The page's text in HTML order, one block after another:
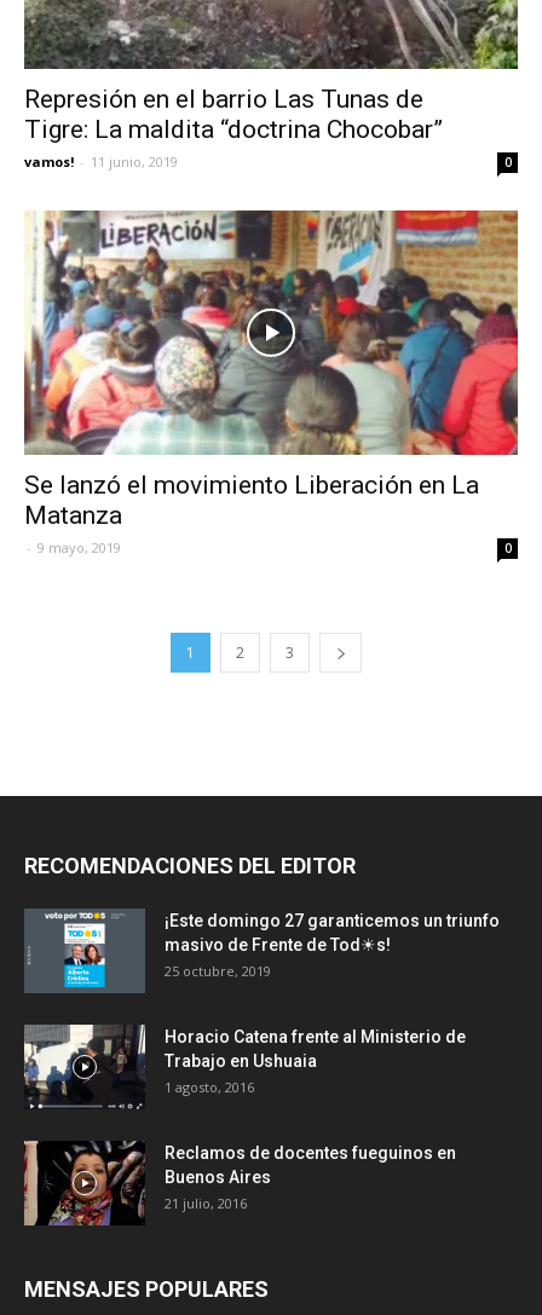
Represión en el barrio Las Tunas de
Tigre: La maldita “doctrina Chocobar”
vamos! - 11 junio, 2019 0
Se lanzó el movimiento Liberación en La
Matanza
- 9 mayo, 2019 0
1 2 3
RECOMENDACIONES DEL EDITOR
¡Este domingo 27 garanticemos un triunfo
masivo de Frente de Tod☀s!
25 octubre, 2019
Horacio Catena frente al Ministerio de
Trabajo en Ushuaia
1 agosto, 2016
Reclamos de docentes fueguinos en
Buenos Aires
21 julio, 2016
MENSAJES POPULARES